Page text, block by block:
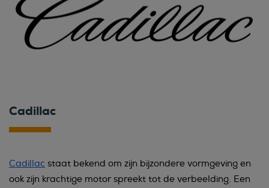
Cadillac
Cadillac staat bekend om zijn bijzondere vormgeving en
ook zijn krachtige motor spreekt tot de verbeelding. Een